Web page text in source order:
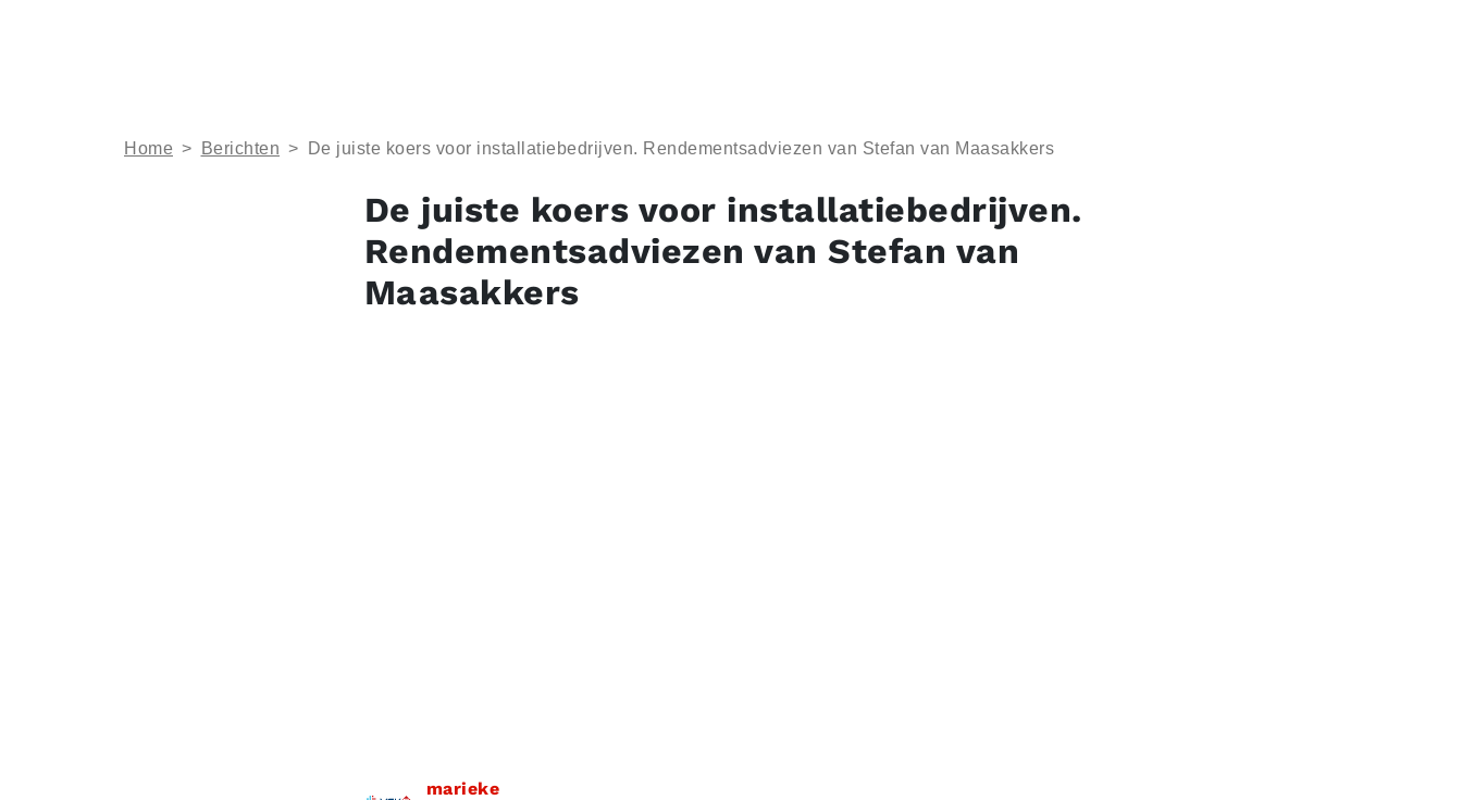
Home > Berichten > De juiste koers voor installatiebedrijven. Rendementsadviezen van Stefan van Maasakkers
De juiste koers voor installatiebedrijven.
Rendementsadviezen van Stefan van
Maasakkers
marieke